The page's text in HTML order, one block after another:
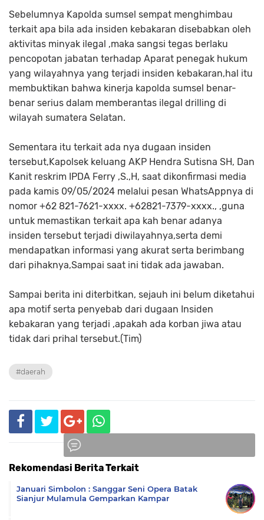
Sebelumnya Kapolda sumsel sempat menghimbau
terkait apa bila ada insiden kebakaran disebabkan oleh
aktivitas minyak ilegal ,maka sangsi tegas berlaku
pencopotan jabatan terhadap Aparat penegak hukum
yang wilayahnya yang terjadi insiden kebakaran,hal itu
membuktikan bahwa kinerja kapolda sumsel benar-
benar serius dalam memberantas ilegal drilling di
wilayah sumatera Selatan.
Sementara itu terkait ada nya dugaan insiden
tersebut,Kapolsek keluang AKP Hendra Sutisna SH, Dan
Kanit reskrim IPDA Ferry ,S.,H, saat dikonfirmasi media
pada kamis 09/05/2024 melalui pesan WhatsAppnya di
nomor +62 821-7621-xxxx. +62821-7379-xxxx., ,guna
untuk memastikan terkait apa kah benar adanya
insiden tersebut terjadi diwilayahnya,serta demi
mendapatkan informasi yang akurat serta berimbang
dari pihaknya,Sampai saat ini tidak ada jawaban.
Sampai berita ini diterbitkan, sejauh ini belum diketahui
apa motif serta penyebab dari dugaan Insiden
kebakaran yang terjadi ,apakah ada korban jiwa atau
tidak dari prihal tersebut.(Tim)
#daerah
Rekomendasi Berita Terkait
Januari Simbolon : Sanggar Seni Opera Batak
Sianjur Mulamula Gemparkan Kampar